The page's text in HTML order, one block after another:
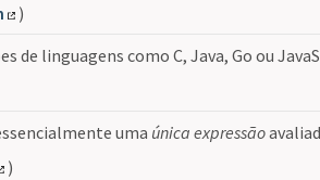
)
de linguagens como C, Java, Go ou
uma única expressão
)